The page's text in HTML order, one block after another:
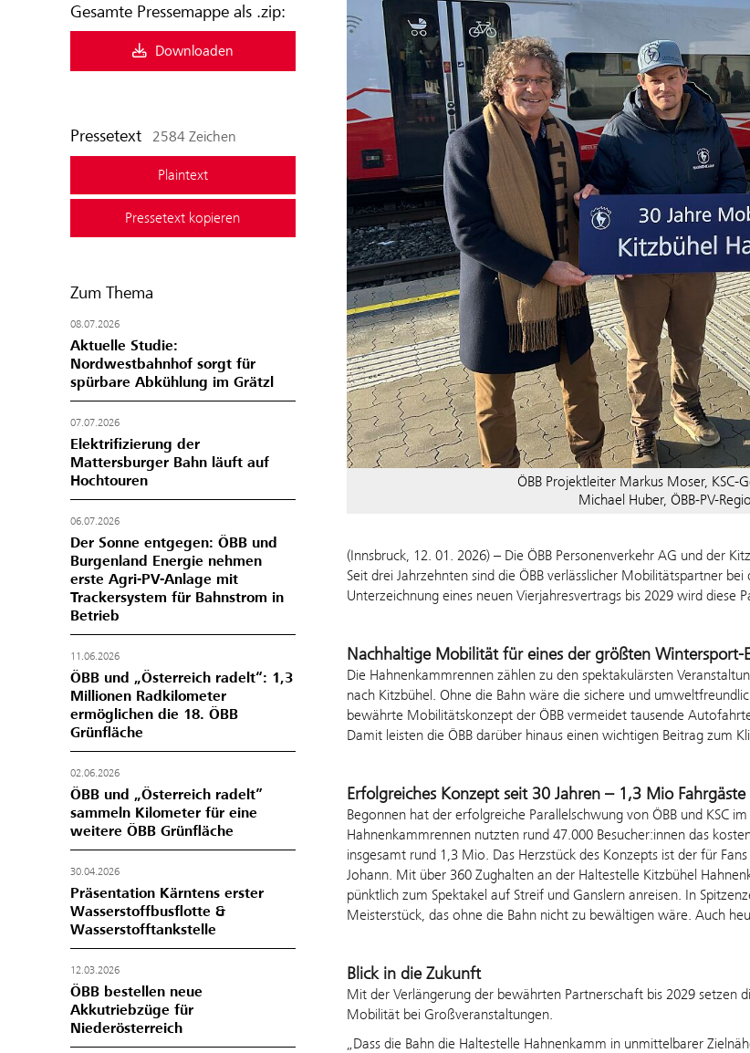
Gesamte Pressemappe als .zip:
Downloaden
Pressetext 2584 Zeichen
Plaintext
Pressetext kopieren
Zum Thema
08.07.2026
Aktuelle Studie:
Nordwestbahnhof sorgt für
spürbare Abkühlung im Grätzl
07.07.2026
Elektrifizierung der
Mattersburger Bahn läuft auf
Hochtouren
06.07.2026
Der Sonne entgegen: ÖBB und
Burgenland Energie nehmen
erste Agri-PV-Anlage mit
Trackersystem für Bahnstrom in
Betrieb
11.06.2026
ÖBB und „Österreich radelt“: 1,3
Millionen Radkilometer
ermöglichen die 18. ÖBB
Grünfläche
02.06.2026
ÖBB und „Österreich radelt”
sammeln Kilometer für eine
weitere ÖBB Grünfläche
30.04.2026
Präsentation Kärntens erster
Wasserstoffbusflotte &
Wasserstofftankstelle
12.03.2026
ÖBB bestellen neue
Akkutriebzüge für
Niederösterreich
ÖBB Projektleiter Markus Moser, KSC-
Michael Huber, ÖBB-PV-
(Innsbruck, 12. 01. 2026) – Die ÖBB Personenverkehr AG und der
Seit drei Jahrzehnten sind die ÖBB verlässlicher Mobilitätspartner
Unterzeichnung eines neuen Vierjahresvertrags bis 2029 wird diese
Nachhaltige Mobilität für eines der größten Wintersport-
Die Hahnenkammrennen zählen zu den spektakulärsten
nach Kitzbühel. Ohne die Bahn wäre die sichere und
bewährte Mobilitätskonzept der ÖBB vermeidet tausende
Damit leisten die ÖBB darüber hinaus einen wichtigen Beitrag zum
Erfolgreiches Konzept seit 30 Jahren – 1,3 Mio Fahrgäste
Begonnen hat der erfolgreiche Parallelschwung von ÖBB und KSC
Hahnenkammrennen nutzten rund 47.000 Besucher:innen das
insgesamt rund 1,3 Mio. Das Herzstück des Konzepts ist der für
Johann. Mit über 360 Zughalten an der Haltestelle Kitzbühel
pünktlich zum Spektakel auf Streif und Ganslern anreisen. In
Meisterstück, das ohne die Bahn nicht zu bewältigen wäre. Auch
Blick in die Zukunft
Mit der Verlängerung der bewährten Partnerschaft bis 2029 setzen
Mobilität bei Großveranstaltungen.
„Dass die Bahn die Haltestelle Hahnenkamm in unmittelbarer